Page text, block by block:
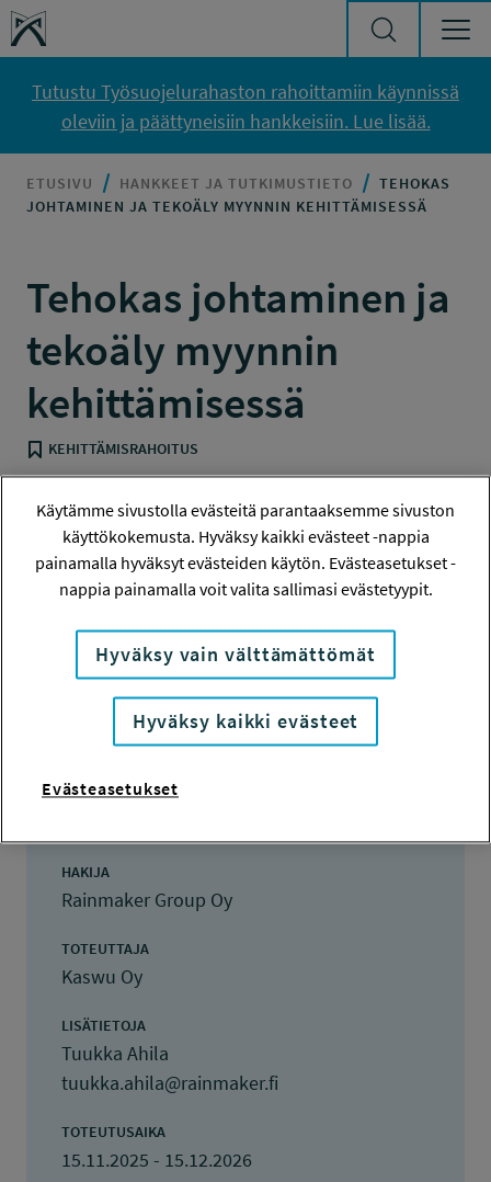
Siirry sisältöön
Työsuojelurahasto
Tutustu Työsuojelurahaston rahoittamiin käynnissä
oleviin ja päättyneisiin hankkeisiin. Lue lisää.
ETUSIVU HANKKEET JA TUTKIMUSTIETO
TEHOKAS
JOHTAMINEN JA TEKOÄLY MYYNNIN KEHITTÄMISESSÄ
Tehokas johtaminen ja
tekoäly myynnin
kehittämisessä
KEHITTÄMISRAHOITUS
Hanketiedot
Tiivistelmä
Hanketiedot
HANKENUMERO
HAKIJA
Rainmaker Group Oy
TOTEUTTAJA
Kaswu Oy
LISÄTIETOJA
Tuukka Ahila
tuukka.ahila@rainmaker.fi
TOTEUTUSAIKA
15.11.2025 - 15.12.2026
Käytämme sivustolla evästeitä parantaaksemme sivuston
käyttökokemusta. Hyväksy kaikki evästeet -nappia
painamalla hyväksyt evästeiden käytön. Evästeasetukset -
nappia painamalla voit valita sallimasi evästetyypit.
Hyväksy vain välttämättömät
Hyväksy kaikki evästeet
Evästeasetukset